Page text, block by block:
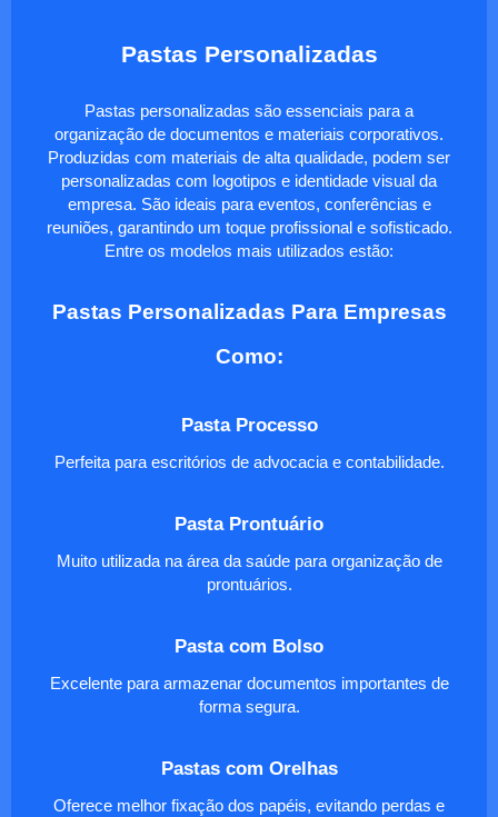
Pastas Personalizadas
Pastas personalizadas são essenciais para a
organização de documentos e materiais corporativos.
Produzidas com materiais de alta qualidade, podem ser
personalizadas com logotipos e identidade visual da
empresa. São ideais para eventos, conferências e
reuniões, garantindo um toque profissional e sofisticado.
Entre os modelos mais utilizados estão:
Pastas Personalizadas Para Empresas
Como:
Pasta Processo
Perfeita para escritórios de advocacia e contabilidade.
Pasta Prontuário
Muito utilizada na área da saúde para organização de
prontuários.
Pasta com Bolso
Excelente para armazenar documentos importantes de
forma segura.
Pastas com Orelhas
Oferece melhor fixação dos papéis, evitando perdas e